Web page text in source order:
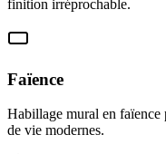
finition irréprochable.
Faïence
Habillage mural en faïence
de vie modernes.